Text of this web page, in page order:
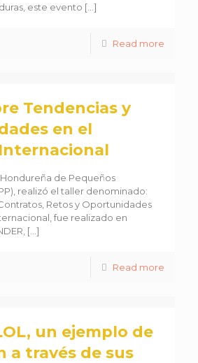
este evento […]
Read more
Tendencias y
en el
de Pequeños
realizó el taller denominado:
Retos y Oportunidades
fue realizado en
[…]
Read more
un ejemplo de
a través de sus